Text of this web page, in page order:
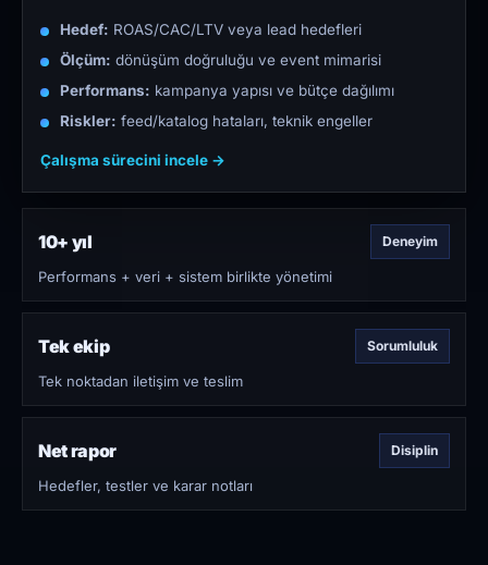
Hedef: ROAS/CAC/LTV veya lead hedefleri
Ölçüm: dönüşüm doğruluğu ve event mimarisi
Performans: kampanya yapısı ve bütçe dağılımı
Riskler: feed/katalog hataları, teknik engeller
Çalışma sürecini incele →
10+ yıl Deneyim
Performans + veri + sistem birlikte yönetimi
Tek ekip Sorumluluk
Tek noktadan iletişim ve teslim
Net rapor Disiplin
Hedefler, testler ve karar notları